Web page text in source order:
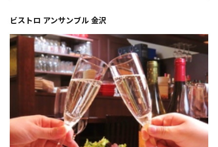
ビストロ アンサンブル 金沢